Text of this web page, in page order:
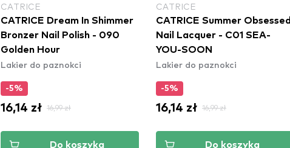
CATRICE
CATRICE Dream In Shimmer
Bronzer Nail Polish - 090
Golden Hour
Lakier do paznokci
-5%
16,14 zł 16,99 zł
Do koszyka
CATRICE
CATRICE Summer Obsessed
Nail Lacquer - C01 SEA-
YOU-SOON
Lakier do paznokci
-5%
16,14 zł 16,99 zł
Do koszyka